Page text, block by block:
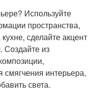
Используйте
пространства,
сделайте акцент
Создайте из
смягчения интерьера,
света.